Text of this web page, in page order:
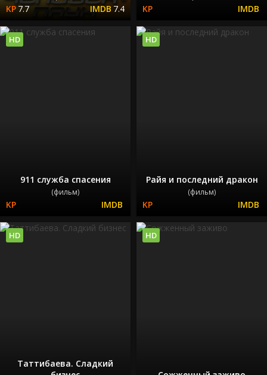
7.7 7.4
911 служба спасения
(фильм)
HD
Райя и последний дракон
(фильм)
HD
Таттибаева. Сладкий
HD HD